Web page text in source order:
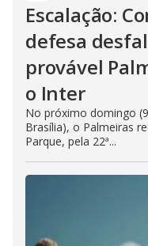
Escalação:
defesa
provável
o Inter
No próximo domingo
Brasília), o Palmeiras
Parque, pela 22ª...